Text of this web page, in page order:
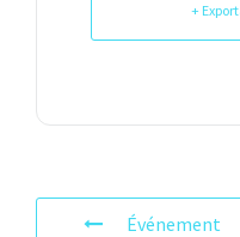
+
Événement